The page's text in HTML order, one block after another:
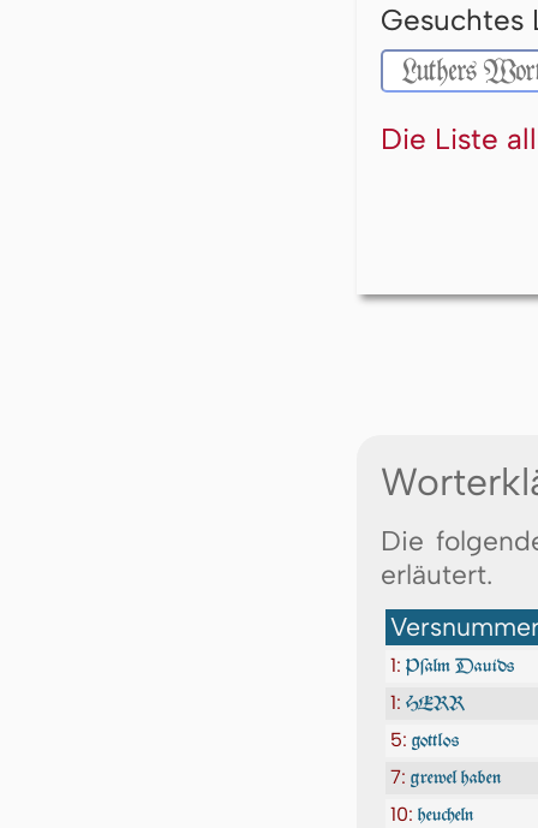
Die Liste
Die
erläutert.
1: Pſalm Dauids
1: HERR
5: gottlos
7: grewel haben
10: heucheln